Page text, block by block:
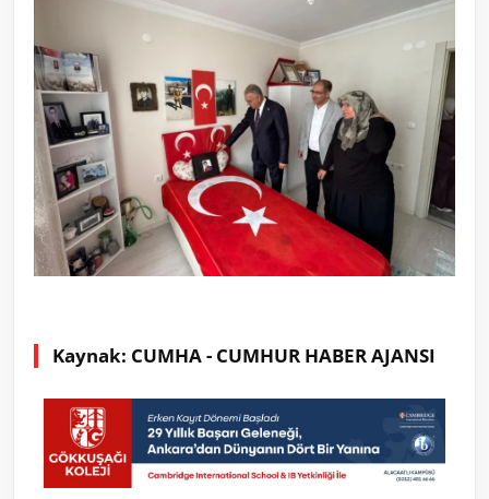
Kaynak: CUMHA - CUMHUR HABER AJANSI